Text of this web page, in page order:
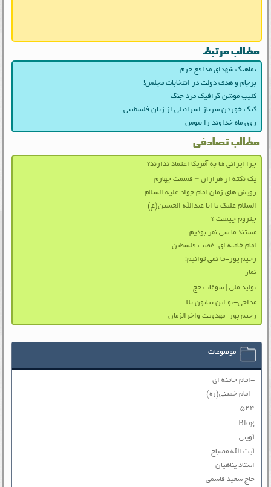
مطالب مرتبط
نماهنگ شهدای مدافع حرم
برجام و هدف دولت در انتخابات مجلس!
کلیپ موشن گرافیک مرد جنگ
کتک خوردن سرباز اسرائیلی از زنان فلسطینی
روی ماه خداوند را ببوس
مطالب تصادفی
چرا ایرانی ها به آمریکا اعتماد ندارند؟
یک نکته از هزاران – قسمت چهارم
رویش های زمان امام جواد علیه السلام
السلام علیک یا ابا عبدالله الحسین(ع)
چتروم چیست ؟
مستند ما سی نفر بودیم
امام خامنه ای-غصب فلسطین
رحیم پور-ما نمی توانیم!
نماز
تولید ملی | سوغات حج
مداحی-تو این بیابون بلا….
رحیم پور-مهدویت واخرالزمان
موضوعات
-امام خامنه ای
-امام خمینی(ره)
۵۲۴
Blog
آوینی
آیت الله مصباح
استاد پناهیان
حاج سعید قاسمی